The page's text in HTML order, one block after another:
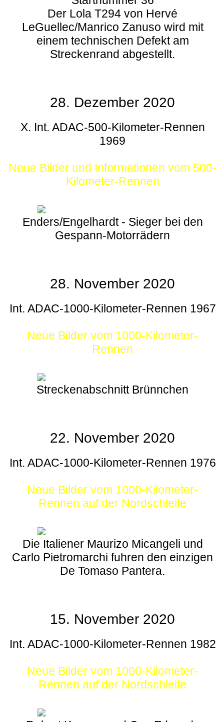
Der Lola T294 von Hervé
LeGuellec/Manrico Zanuso wird mit
einem technischen Defekt am
Streckenrand abgestellt.
28. Dezember 2020
X. Int. ADAC-500-Kilometer-Rennen
1969
Neue Bilder und Informationen vom 500-
Kilometer-Rennen
Enders/Engelhardt - Sieger bei den
Gespann-Motorrädern
28. November 2020
Int. ADAC-1000-Kilometer-Rennen 1967
Neue Bilder vom 1000-Kilometer-
Rennen
Streckenabschnitt Brünnchen
22. November 2020
Int. ADAC-1000-Kilometer-Rennen 1976
Neue Bilder vom 1000-Kilometer-
Rennen auf der Nordschleife
Die Italiener Maurizo Micangeli und
Carlo Pietromarchi fuhren den einzigen
De Tomaso Pantera.
15. November 2020
Int. ADAC-1000-Kilometer-Rennen 1982
Neue Bilder vom 1000-Kilometer-
Rennen auf der Nordschleife